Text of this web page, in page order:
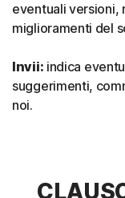
eventuali versioni,
miglioramenti del
Invii: indica
suggerimenti,
noi.